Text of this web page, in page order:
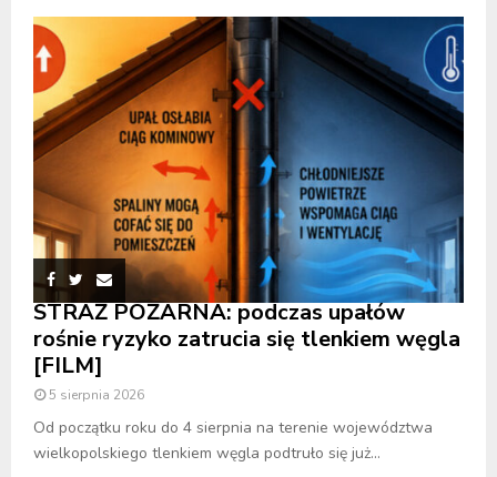
STRAŻ POŻARNA: podczas upałów
rośnie ryzyko zatrucia się tlenkiem węgla
[FILM]
5 sierpnia 2026
Od początku roku do 4 sierpnia na terenie województwa
wielkopolskiego tlenkiem węgla podtruło się już...